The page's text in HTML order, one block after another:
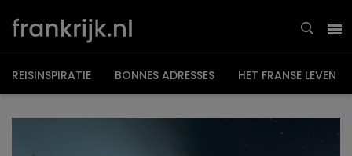
naar
inhoud
REISINSPIRATIE BONNES ADRESSES HET FRANSE LEVEN